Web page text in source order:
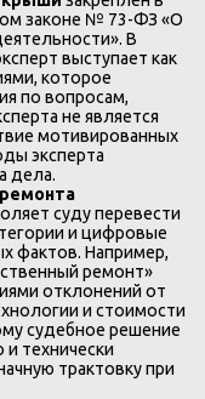
законе № 73-ФЗ «О
В
выступает как
которое
по вопросам,
не является
мотивированных
эксперта
дела.
суду перевести
и цифровые
фактов. Например,
ремонт»
отклонений от
и стоимости
судебное решение
технически
трактовку при